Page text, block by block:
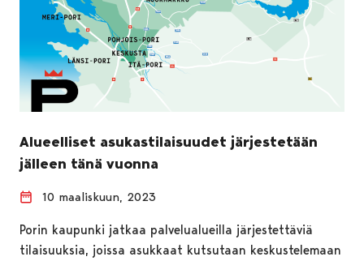
Alueelliset asukastilaisuudet järjestetään
jälleen tänä vuonna
10 maaliskuun, 2023
Porin kaupunki jatkaa palvelualueilla järjestettäviä
tilaisuuksia, joissa asukkaat kutsutaan keskustelemaan